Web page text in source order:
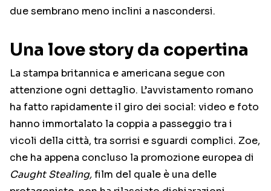
due sembrano meno inclini a nascondersi.
Una love story da copertina
La stampa britannica e americana segue con
attenzione ogni dettaglio. L’avvistamento romano
ha fatto rapidamente il giro dei social: video e foto
hanno immortalato la coppia a passeggio tra i
vicoli della città, tra sorrisi e sguardi complici. Zoe,
che ha appena concluso la promozione europea di
Caught Stealing,film del quale è una delle